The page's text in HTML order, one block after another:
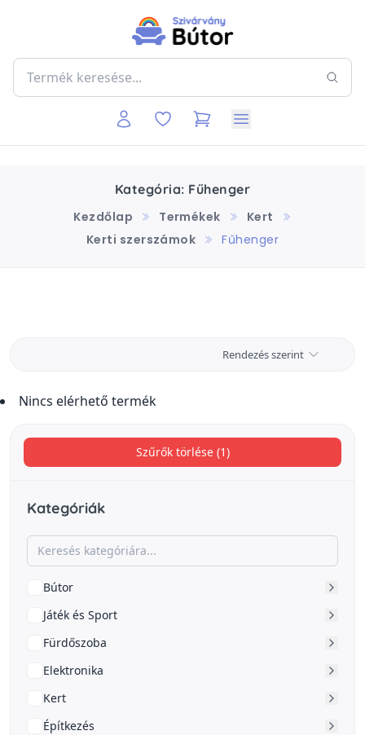
Kategória: Fűhenger
Kezdőlap
Termékek
Kert
Kerti szerszámok
Fűhenger
Szűrők törlése (1)
Kategóriák
Bútor
Játék és Sport
Fürdőszoba
Elektronika
Kert
Építkezés
Rendezés szerint
Nincs elérhető termék